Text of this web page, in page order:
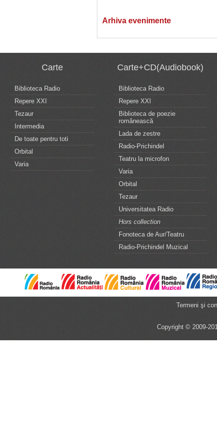
Arhiva evenimente
Carte
Biblioteca Radio
Repere XXI
Tezaur
Intermedia
De toate pentru toti
Orbital
Varia
Carte+CD(Audiobook)
Biblioteca Radio
Repere XXI
Biblioteca de poezie
românească
Lada de zestre
Radio-Prichindel
Teatru la microfon
Varia
Orbital
Tezaur
Universitatea Radio
Hors collection
Fonoteca de Aur/Teatru
Radio-Prichindel Muzical
Termeni şi
Copyright © 2009-